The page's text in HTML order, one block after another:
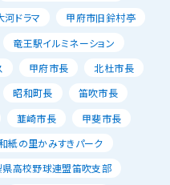
河ドラマ
甲府市旧鈴村亭
竜王駅イルミネーション
甲府市長
北杜市長
昭和町長
笛吹市長
韮崎市長
甲斐市長
紙の里かみすきパーク
県高校野球連盟笛吹支部